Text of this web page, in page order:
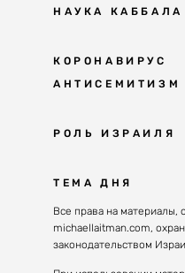
НАУКА КАББАЛА
КОРОНАВИРУС
АНТИСЕМИТИЗМ
Решение
РОЛЬ ИЗРАИЛЯ
ТЕМА ДНЯ
Все права на материалы,
michaellaitman.com,
законодательством